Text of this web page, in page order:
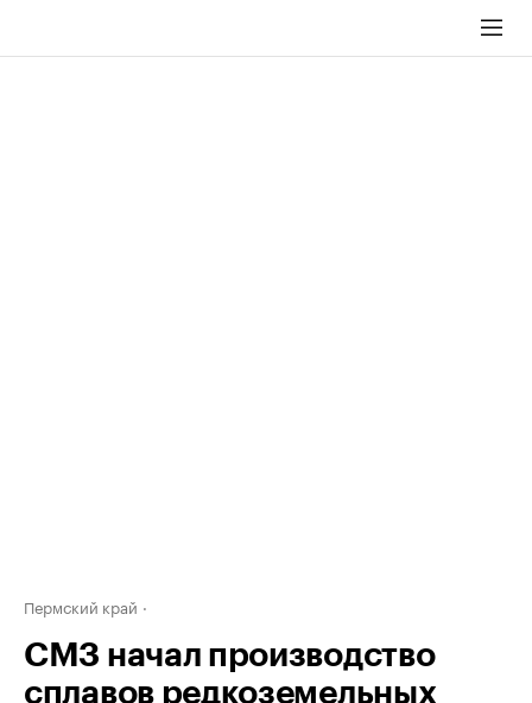
Пермский край
СМЗ начал производство
сплавов редкоземельных